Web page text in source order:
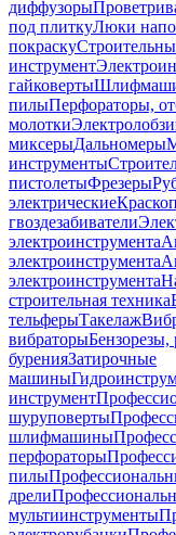
диффузоры
под плиткуЛюки
покраску
инструмент
гайковерты
пилыПерфораторы,
молотки
миксерыДальномеры
инструменты
пистолетыФрезеры
электрические
гвоздезабиватели
электроинструмента
электроинструмента
электроинструмента
строительная техника
тельферыТакелаж
вибраторыБензорезы,
буренияЗатирочные
машины
инструмент
шуруповерты
шлифмашины
перфораторы
пилы
дрели
мультиинструменты